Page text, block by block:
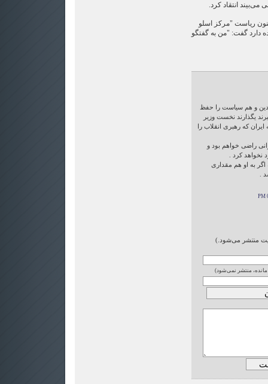
انتقاد کرد.
ریاست "مرکز اسلو
دارد گفت: "من به گفتگو
دین و هم سیاست را حفظ
یگذارند نخست وزیر
ایران که رهبری انقلاب را
راضی خواهم بود و
نخواهد کرد .
به او هم مقداری
.
منتشر می‌شود.)
مانده، منتشر نمی‌شود)